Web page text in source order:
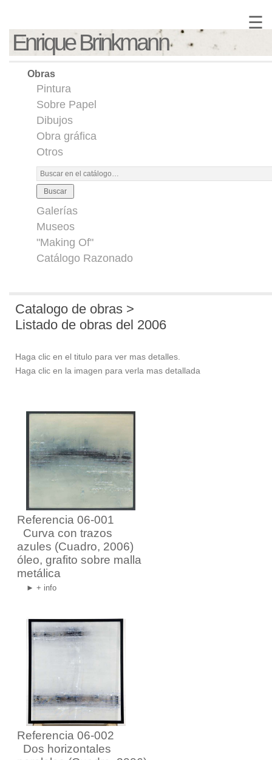
☰
Enrique Brinkmann
Obras
Pintura
Sobre Papel
Dibujos
Obra gráfica
Otros
Buscar
Galerías
Museos
"Making Of"
Catálogo Razonado
Catalogo de obras >
Listado de obras del 2006
Haga clic en el titulo para ver mas detalles.
Haga clic en la imagen para verla mas detallada
Referencia 06-001
Curva con trazos
azules (Cuadro, 2006)
óleo, grafito sobre malla
metálica
► + info
Referencia 06-002
Dos horizontales